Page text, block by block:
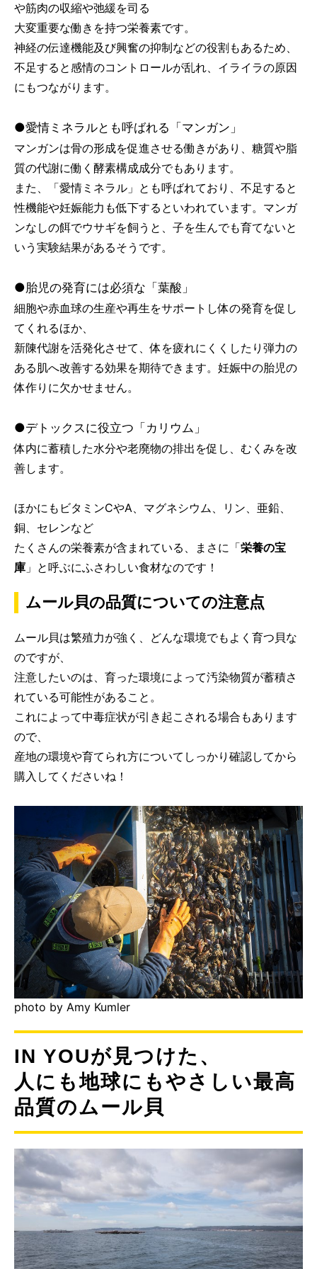
や筋肉の収縮や弛緩を司る
大変重要な働きを持つ栄養素です。
神経の伝達機能及び興奮の抑制などの役割もあるため、
不足すると感情のコントロールが乱れ、イライラの原因
にもつながります。
●愛情ミネラルとも呼ばれる「マンガン」
マンガンは骨の形成を促進させる働きがあり、糖質や脂
質の代謝に働く酵素構成成分でもあります。
また、「愛情ミネラル」とも呼ばれており、不足すると
性機能や妊娠能力も低下するといわれています。マンガ
ンなしの餌でウサギを飼うと、子を生んでも育てないと
いう実験結果があるそうです。
●胎児の発育には必須な「葉酸」
細胞や赤血球の生産や再生をサポートし体の発育を促し
てくれるほか、
新陳代謝を活発化させて、体を疲れにくくしたり弾力の
ある肌へ改善する効果を期待できます。妊娠中の胎児の
体作りに欠かせません。
●デトックスに役立つ「カリウム」
体内に蓄積した水分や老廃物の排出を促し、むくみを改
善します。
ほかにもビタミンCやA、マグネシウム、リン、亜鉛、
銅、セレンなど
たくさんの栄養素が含まれている、まさに「栄養の宝
庫 」と呼ぶにふさわしい食材なのです！
ムール貝の品質についての注意点
ムール貝は繁殖力が強く、どんな環境でもよく育つ貝な
のですが、
注意したいのは、育った環境によって汚染物質が蓄積さ
れている可能性があること。
これによって中毒症状が引き起こされる場合もあります
ので、
産地の環境や育てられ方についてしっかり確認してから
購入してくださいね！
photo by Amy Kumler
IN YOUが見つけた、
人にも地球にもやさしい最高
品質のムール貝